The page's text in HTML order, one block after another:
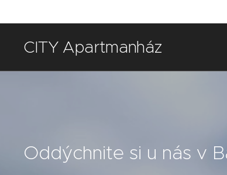
CITY Apartmanház
Balatonföldvár
Oddýchnite si u nás v